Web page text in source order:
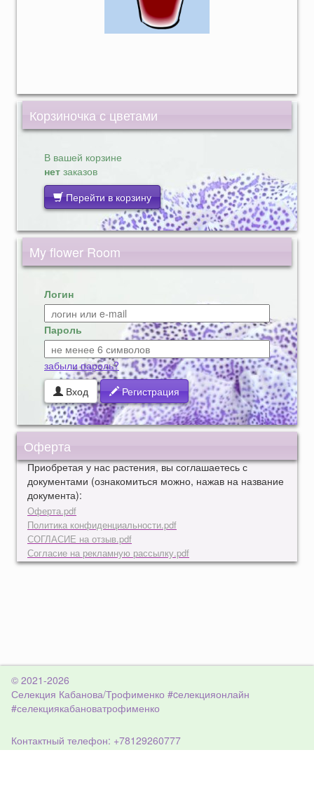
Корзиночка с цветами
В вашей корзине
нет заказов
Перейти в корзину
My flower Room
Логин
Пароль
забыли пароль?
Вход
Регистрация
Оферта
Приобретая у нас растения, вы соглашаетесь с
документами (ознакомиться можно, нажав на название
документа):
Оферта.pdf
Политика конфиденциальности.pdf
СОГЛАСИЕ на отзыв.pdf
Согласие на рекламную рассылку.pdf
© 2021-2026
Селекция Кабанова/Трофименко #cелекцияонлайн
#селекциякабановатрофименко
Контактный телефон: +78129260777
Санкт-Петербург